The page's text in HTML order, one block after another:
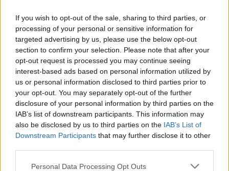
If you wish to opt-out of the sale, sharing to third parties, or
processing of your personal or sensitive information for
targeted advertising by us, please use the below opt-out
section to confirm your selection. Please note that after your
opt-out request is processed you may continue seeing
interest-based ads based on personal information utilized by
us or personal information disclosed to third parties prior to
your opt-out. You may separately opt-out of the further
disclosure of your personal information by third parties on the
IAB’s list of downstream participants. This information may
also be disclosed by us to third parties on the IAB’s List of
Downstream Participants that may further disclose it to other
Personal Data Processing Opt Outs
RESPOSABILITA'
LIMITATA
ELETTROPLASTICA
FILIGNANESE -
SOCIETA' A
RESPONSABILITA'
10-25 milioni Filignano
FAVELLATO
CLAUDIO -
SOCIETA' PER
AZIONI IN SIGLA
25-50 milioni Fornelli